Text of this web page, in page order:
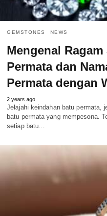
GEMSTONES NEWS
Mengenal
Permata dan
Permata dengan
2 years ago
Jelajahi keindahan batu permata,
batu permata yang mempesona.
setiap batu…